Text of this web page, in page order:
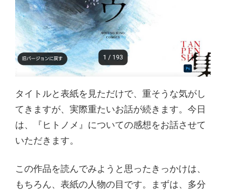
タイトルと表紙を見ただけで、重そうな気がし
てきますが、実際重たいお話が続きます。今日
は、『ヒトノメ』についての感想をお話させて
いただきます。
この作品を読んでみようと思ったきっかけは、
もちろん、表紙の人物の目です。まずは、多分